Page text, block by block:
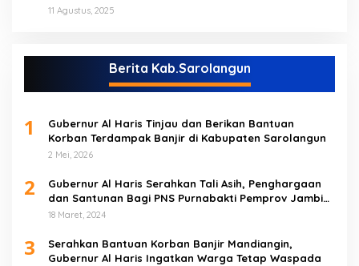
(NO)
11 Agustus, 2025
Berita Kab.Sarolangun
1
Gubernur Al Haris Tinjau dan Berikan Bantuan
Korban Terdampak Banjir di Kabupaten Sarolangun
2 Mei, 2026
2
Gubernur Al Haris Serahkan Tali Asih, Penghargaan
dan Santunan Bagi PNS Purnabakti Pemprov Jambi
Yang Berada di Sarolangun
18 Maret, 2024
3
Serahkan Bantuan Korban Banjir Mandiangin,
Gubernur Al Haris Ingatkan Warga Tetap Waspada